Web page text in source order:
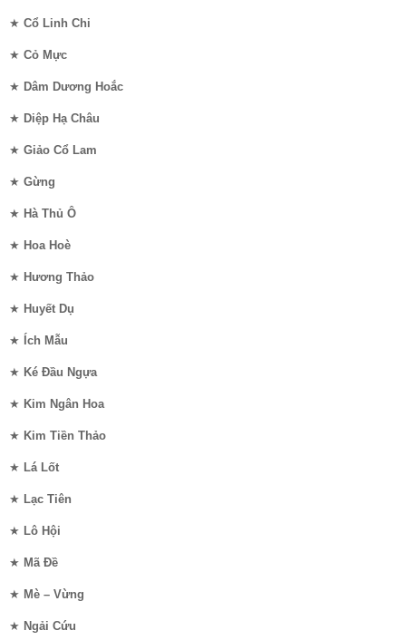
★ Cổ Linh Chi
★ Cỏ Mực
★ Dâm Dương Hoắc
★ Diệp Hạ Châu
★ Giảo Cổ Lam
★ Gừng
★ Hà Thủ Ô
★ Hoa Hoè
★ Hương Thảo
★ Huyết Dụ
★ Ích Mẫu
★ Ké Đầu Ngựa
★ Kim Ngân Hoa
★ Kim Tiền Thảo
★ Lá Lốt
★ Lạc Tiên
★ Lô Hội
★ Mã Đề
★ Mè – Vừng
★ Ngải Cứu